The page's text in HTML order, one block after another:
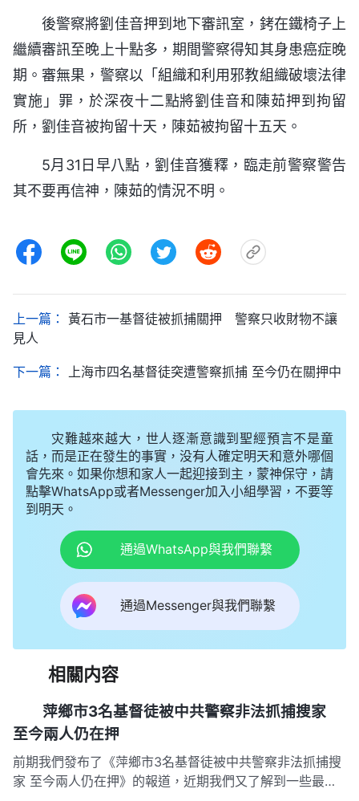
後警察將劉佳音押到地下審訊室，銬在鐵椅子上
繼續審訊至晚上十點多，期間警察得知其身患癌症晚
期。審無果，警察以「組織和利用邪教組織破壞法律
實施」罪，於深夜十二點將劉佳音和陳茹押到拘留
所，劉佳音被拘留十天，陳茹被拘留十五天。
5月31日早八點，劉佳音獲釋，臨走前警察警告
其不要再信神，陳茹的情況不明。
上一篇： 黃石市一基督徒被抓捕關押 警察只收財物不讓
見人
下一篇： 上海市四名基督徒突遭警察抓捕 至今仍在關押中
灾難越來越大，世人逐漸意識到聖經預言不是童
話，而是正在發生的事實，没有人確定明天和意外哪個
會先來。如果你想和家人一起迎接到主，蒙神保守，請
點擊WhatsApp或者Messenger加入小組學習，不要等
到明天。
通過WhatsApp與我們聯繫
通過Messenger與我們聯繫
相關内容
萍鄉市3名基督徒被中共警察非法抓捕搜家
至今兩人仍在押
前期我們發布了《萍鄉市3名基督徒被中共警察非法抓捕搜
家 至今兩人仍在押》的報道，近期我們又了解到一些最新